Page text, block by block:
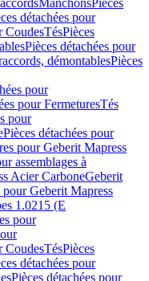
ManchonsPièces
détachées pour
CoudesTésPièces
Pièces détachées pour
démontablesPièces
pour
pour FermeturesTés
pour
Pièces détachées pour
pour Geberit Mapress
assemblages à
Acier CarboneGeberit
pour Geberit Mapress
1.0215 (E
pour
CoudesTésPièces
détachées pour
Pièces détachées pour